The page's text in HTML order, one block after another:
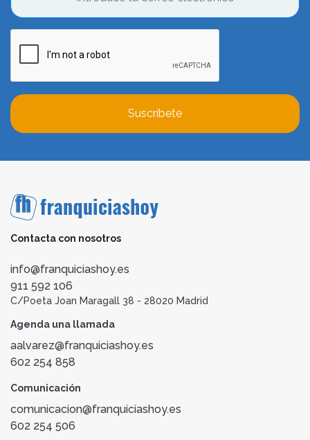
Suscríbete
Contacta con nosotros
info@franquiciashoy.es
911 592 106
C/Poeta Joan Maragall 38 - 28020 Madrid
Agenda una llamada
aalvarez@franquiciashoy.es
602 254 858
Comunicación
comunicacion@franquiciashoy.es
602 254 506